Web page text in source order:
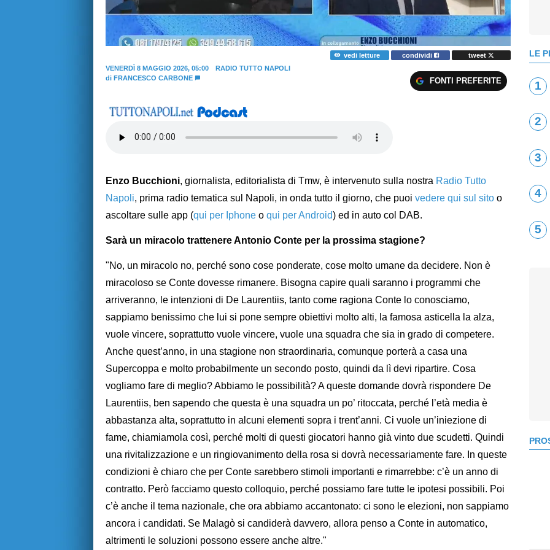
vedi letture condividi
tweet
VENERDÌ 8 MAGGIO 2026, 05:00
RADIO TUTTO NAPOLI
di FRANCESCO CARBONE FONTI PREFERITE
Enzo Bucchioni, giornalista, editorialista di Tmw, è intervenuto sulla nostra Radio Tutto
Napoli, prima radio tematica sul Napoli, in onda tutto il giorno, che puoi vedere qui sul sito o
ascoltare sulle app (qui per Iphone o qui per Android) ed in auto col DAB.
Sarà un miracolo trattenere Antonio Conte per la prossima stagione?
"No, un miracolo no, perché sono cose ponderate, cose molto umane da decidere. Non è
miracoloso se Conte dovesse rimanere. Bisogna capire quali saranno i programmi che
arriveranno, le intenzioni di De Laurentiis, tanto come ragiona Conte lo conosciamo,
sappiamo benissimo che lui si pone sempre obiettivi molto alti, la famosa asticella la alza,
vuole vincere, soprattutto vuole vincere, vuole una squadra che sia in grado di competere.
Anche quest’anno, in una stagione non straordinaria, comunque porterà a casa una
Supercoppa e molto probabilmente un secondo posto, quindi da lì devi ripartire. Cosa
vogliamo fare di meglio? Abbiamo le possibilità? A queste domande dovrà rispondere De
Laurentiis, ben sapendo che questa è una squadra un po’ ritoccata, perché l’età media è
abbastanza alta, soprattutto in alcuni elementi sopra i trent’anni. Ci vuole un’iniezione di
fame, chiamiamola così, perché molti di questi giocatori hanno già vinto due scudetti. Quindi
una rivitalizzazione e un ringiovanimento della rosa si dovrà necessariamente fare. In queste
condizioni è chiaro che per Conte sarebbero stimoli importanti e rimarrebbe: c’è un anno di
contratto. Però facciamo questo colloquio, perché possiamo fare tutte le ipotesi possibili. Poi
c’è anche il tema nazionale, che ora abbiamo accantonato: ci sono le elezioni, non sappiamo
ancora i candidati. Se Malagò si candiderà davvero, allora penso a Conte in automatico,
altrimenti le soluzioni possono essere anche altre."
LE
1
2
3
4
5